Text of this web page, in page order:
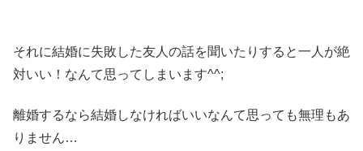
それに結婚に失敗した友人の話を聞いたりすると一人が絶
対いい！なんて思ってしまいます^^;
離婚するなら結婚しなければいいなんて思っても無理もあ
りません…